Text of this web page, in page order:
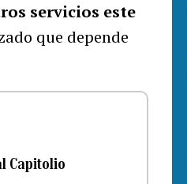
servicios este
que depende
Capitolio